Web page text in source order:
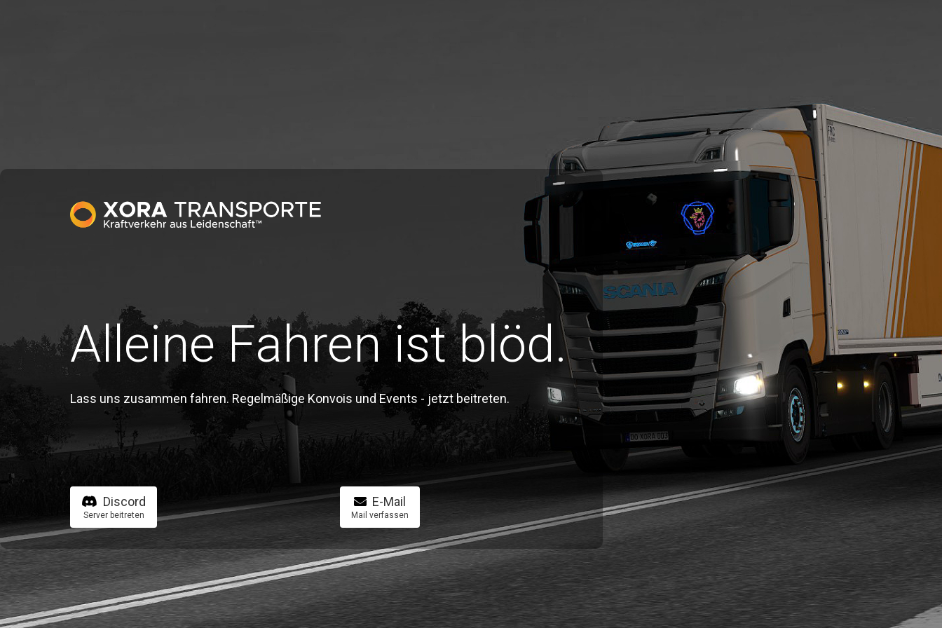
Alleine Fahren ist blöd.
Lass uns zusammen fahren. Regelmäßige Konvois und Events - jetzt beitreten.
Discord
Server beitreten
E-Mail
Mail verfassen